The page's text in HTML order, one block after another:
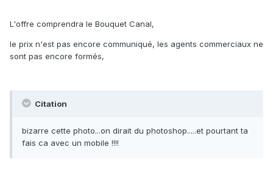
L'offre comprendra le Bouquet Canal,
le prix n'est pas encore communiqué, les agents commerciaux ne
sont pas encore formés,
Citation
bizarre cette photo...on dirait du photoshop.....et pourtant ta
fais ca avec un mobile !!!!